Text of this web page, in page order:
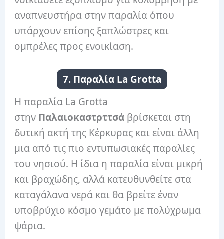
αναπνευστήρα στην παραλία όπου
υπάρχουν επίσης ξαπλώστρες και
ομπρέλες προς ενοικίαση.
7. Παραλία La Grotta
Η παραλία La Grotta
στην Παλαιοκαστρττσά βρίσκεται στη
δυτική ακτή της Κέρκυρας και είναι άλλη
μια από τις πιο εντυπωσιακές παραλίες
του νησιού. Η ίδια η παραλία είναι μικρή
και βραχώδης, αλλά κατευθυνθείτε στα
καταγάλανα νερά και θα βρείτε έναν
υποβρύχιο κόσμο γεμάτο με πολύχρωμα
ψάρια.